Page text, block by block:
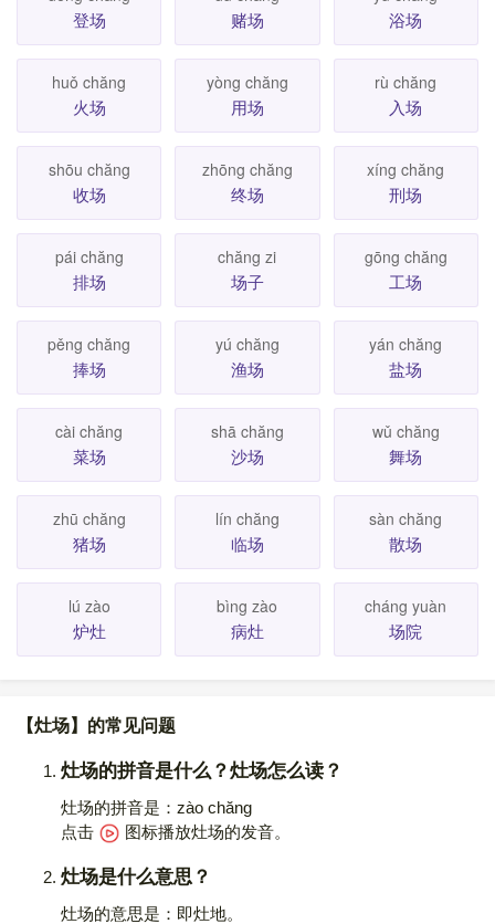
登场 赌场 浴场
huǒ chăng
火场
yòng chăng
用场
rù chăng
入场
shōu chăng
收场
zhōng chăng
终场
xíng chăng
刑场
pái chăng
排场
chăng zi
场子
gōng chăng
工场
pěng chăng
捧场
yú chăng
渔场
yán chăng
盐场
cài chăng
菜场
shā chăng
沙场
wǔ chăng
舞场
zhū chăng
猪场
lín chăng
临场
sàn chăng
散场
lú zào
炉灶
bìng zào
病灶
cháng yuàn
场院
【灶场】的常见问题
灶场的拼音是什么？灶场怎么读？
灶场的拼音是：zào chăng
点击
图标播放灶场的发音。
灶场是什么意思？
灶场的意思是：即灶地。